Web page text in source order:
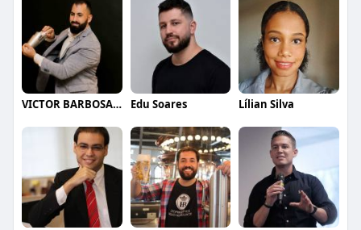
VICTOR BARBOSA QUARANTA Edu Soares Lílian Silva